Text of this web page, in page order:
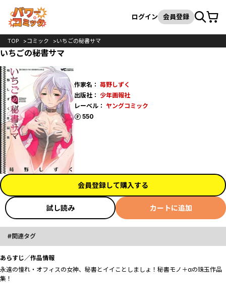
検索
ログイン 会員登録カート
TOP コミック いちごの秘書サマ
いちごの秘書サマ
作家名： 苺野しずく
出版社： 少年画報社
レーベル： ヤングコミック
550
ポイント
会員登録して購入する
試し読み カートに追加
関連タグ
あらすじ／作品情報
永遠の憧れ・オフィスの女神、秘書とイイことしましょ！秘書モノ＋αの珠玉作品
集！